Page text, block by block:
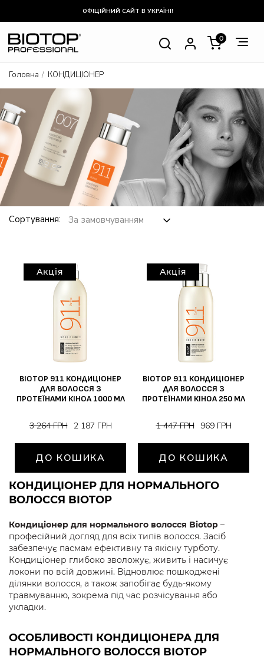
ОФІЦІЙНИЙ САЙТ В УКРАЇНІ!
0
Головна КОНДИЦІОНЕР
Сортування:
Акція
BIOTOP 911 КОНДИЦІОНЕР
ДЛЯ ВОЛОССЯ З
ПРОТЕЇНАМИ КІНОА 1000 МЛ
3 264 ГРН 2 187 ГРН
ДО КОШИКА
Акція
BIOTOP 911 КОНДИЦІОНЕР
ДЛЯ ВОЛОССЯ З
ПРОТЕЇНАМИ КІНОА 250 МЛ
1 447 ГРН 969 ГРН
ДО КОШИКА
КОНДИЦІОНЕР ДЛЯ НОРМАЛЬНОГО
ВОЛОССЯ BIOTOP
Кондиціонер для нормального волосся Biotop –
професійний догляд для всіх типів волосся. Засіб
забезпечує пасмам ефективну та якісну турботу.
Кондиціонер глибоко зволожує, живить і насичує
локони по всій довжині. Відновлює пошкоджені
ділянки волосся, а також запобігає будь-якому
травмуванню, зокрема під час розчісування або
укладки.
ОСОБЛИВОСТІ КОНДИЦІОНЕРА ДЛЯ
НОРМАЛЬНОГО ВОЛОССЯ BIOTOP